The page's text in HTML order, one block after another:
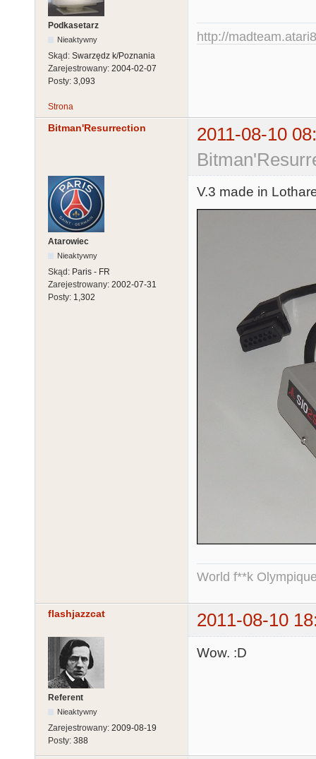
Podkasetarz
Nieaktywny
Skąd: Swarzędz k/Poznania
Zarejestrowany: 2004-02-07
Posty: 3,093
http://
Strona
Bitman'Resurrection
2011-08-10
Atarowiec
Nieaktywny
Skąd: Paris - FR
Zarejestrowany: 2002-07-31
Posty: 1,302
V.3 made in
World f**k
flashjazzcat 2011-08-10
Referent
Nieaktywny
Zarejestrowany: 2009-08-19
Posty: 388
Wow. :D